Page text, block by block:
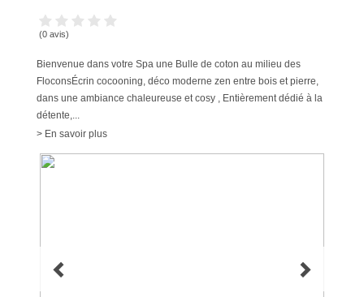
(0 avis)
Bienvenue dans votre Spa une Bulle de coton au milieu des
FloconsÉcrin cocooning, déco moderne zen entre bois et pierre,
dans une ambiance chaleureuse et cosy , Entièrement dédié à la
détente,...
> En savoir plus